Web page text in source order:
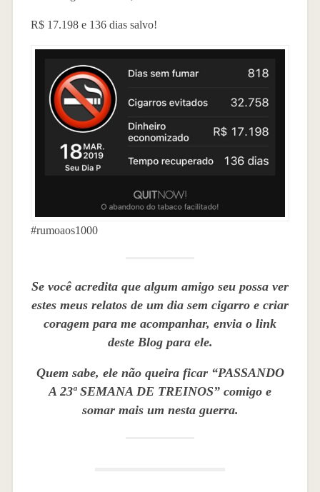
R$ 17.198 e 136 dias salvo!
#rumoaos1000
Se você acredita que algum amigo seu possa ver
estes meus relatos de um dia sem cigarro e criar
coragem para me acompanhar, envia o link
deste Blog para ele.
Quem sabe, ele não queira ficar “PASSANDO
A 23ª SEMANA DE TREINOS” comigo e
somar mais um nesta guerra.